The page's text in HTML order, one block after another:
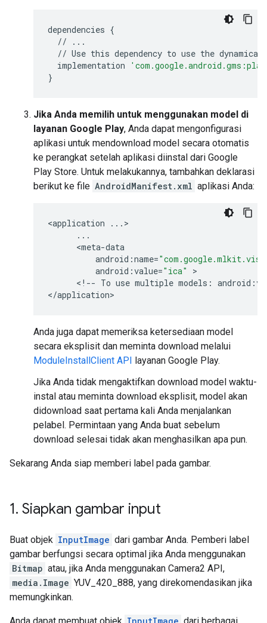
dependencies {
//
...
// Use this dependency to use the
implementation
}
Jika Anda memilih untuk menggunakan model di
layanan Google Play, Anda dapat mengonfigurasi
aplikasi untuk mendownload model secara otomatis
ke perangkat setelah aplikasi diinstal dari Google
Play Store. Untuk melakukannya, tambahkan deklarasi
berikut ke file AndroidManifest.xml aplikasi Anda:
<application ... >
...
      <
meta-data
android :name=
android :value="ica"
>
      <
! -- To use multiple models : android :
</application
Anda juga dapat memeriksa ketersediaan model
secara eksplisit dan meminta download melalui
ModuleInstallClient API layanan Google Play.
Jika Anda tidak mengaktifkan download model waktu-
instal atau meminta download eksplisit, model akan
didownload saat pertama kali Anda menjalankan
pelabel. Permintaan yang Anda buat sebelum
download selesai tidak akan menghasilkan apa pun.
Sekarang Anda siap memberi label pada gambar.
1. Siapkan gambar input
Buat objek InputImage dari gambar Anda. Pemberi label
gambar berfungsi secara optimal jika Anda menggunakan
Bitmap atau, jika Anda menggunakan Camera2 API,
media.Image YUV_420_888, yang direkomendasikan jika
memungkinkan.